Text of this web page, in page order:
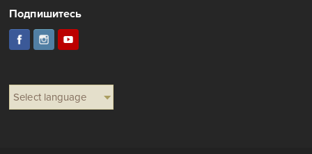
Подпишитесь
Select language